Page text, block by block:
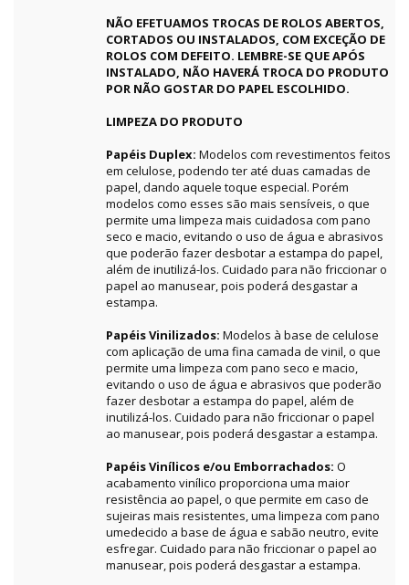
NÃO EFETUAMOS TROCAS DE ROLOS ABERTOS,
CORTADOS OU INSTALADOS, COM EXCEÇÃO DE
ROLOS COM DEFEITO. LEMBRE-SE QUE APÓS
INSTALADO, NÃO HAVERÁ TROCA DO PRODUTO
POR NÃO GOSTAR DO PAPEL ESCOLHIDO.
LIMPEZA DO PRODUTO
Papéis Duplex: Modelos com revestimentos feitos
em celulose, podendo ter até duas camadas de
papel, dando aquele toque especial. Porém
modelos como esses são mais sensíveis, o que
permite uma limpeza mais cuidadosa com pano
seco e macio, evitando o uso de água e abrasivos
que poderão fazer desbotar a estampa do papel,
além de inutilizá-los. Cuidado para não friccionar o
papel ao manusear, pois poderá desgastar a
estampa.
Papéis Vinilizados: Modelos à base de celulose
com aplicação de uma fina camada de vinil, o que
permite uma limpeza com pano seco e macio,
evitando o uso de água e abrasivos que poderão
fazer desbotar a estampa do papel, além de
inutilizá-los. Cuidado para não friccionar o papel
ao manusear, pois poderá desgastar a estampa.
Papéis Vinílicos e/ou Emborrachados: O
acabamento vinílico proporciona uma maior
resistência ao papel, o que permite em caso de
sujeiras mais resistentes, uma limpeza com pano
umedecido a base de água e sabão neutro, evite
esfregar. Cuidado para não friccionar o papel ao
manusear, pois poderá desgastar a estampa.